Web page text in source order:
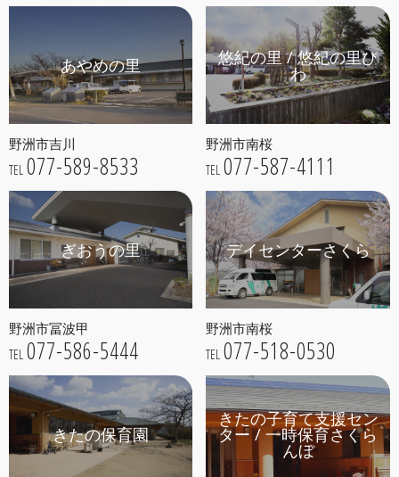
あやめの里
野洲市吉川
TEL 077-589-8533
悠紀の里 / 悠紀の里び
わ
野洲市南桜
TEL 077-587-4111
ぎおうの里
野洲市冨波甲
TEL 077-586-5444
デイセンターさくら
野洲市南桜
TEL 077-518-0530
きたの保育園
きたの子育て支援セン
ター / 一時保育さくら
んぼ